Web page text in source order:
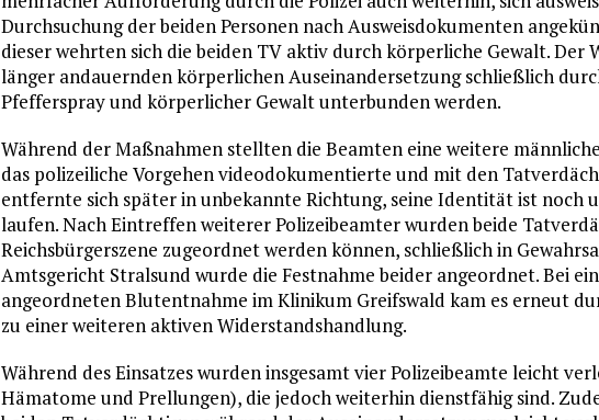
Durchsuchung der beiden Personen nach Ausweisdokumenten
dieser wehrten sich die beiden TV aktiv durch körperliche Gewalt. Der
länger andauernden körperlichen Auseinandersetzung schließlich
Pfefferspray und körperlicher Gewalt unterbunden werden.
Während der Maßnahmen stellten die Beamten eine weitere
das polizeiliche Vorgehen videodokumentierte und mit den
entfernte sich später in unbekannte Richtung, seine Identität ist noch
laufen. Nach Eintreffen weiterer Polizeibeamter wurden beide
Reichsbürgerszene zugeordnet werden können, schließlich in
Amtsgericht Stralsund wurde die Festnahme beider angeordnet. Bei
angeordneten Blutentnahme im Klinikum Greifswald kam es erneut
zu einer weiteren aktiven Widerstandshandlung.
Während des Einsatzes wurden insgesamt vier Polizeibeamte leicht
Hämatome und Prellungen), die jedoch weiterhin dienstfähig sind.